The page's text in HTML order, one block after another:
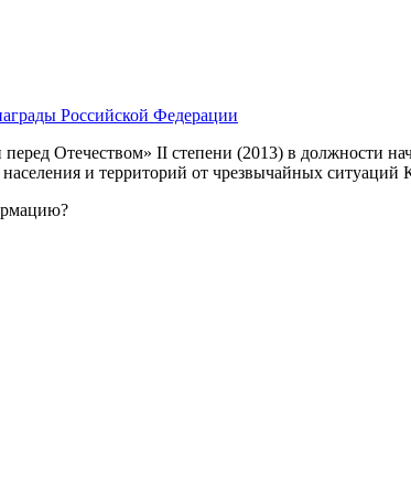
Российской Федерации
Отечеством» II степени (2013) в должности
и территорий от чрезвычайных ситуаций